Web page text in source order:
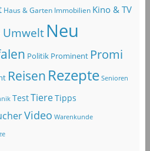
Haus & Garten Immobilien Kino & TV
Umwelt Neu
Politik Prominent Promi
Reisen Rezepte Senioren
TestTiereTipps
Video Warenkunde